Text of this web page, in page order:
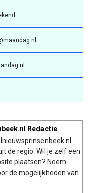
Redactie
de regio. Wil je zelf een
plaatsen? Neem
de mogelijkheden van